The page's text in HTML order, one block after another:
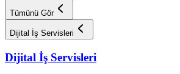
Tümünü Gör
Dijital İş Servisleri
Dijital İş Servisleri